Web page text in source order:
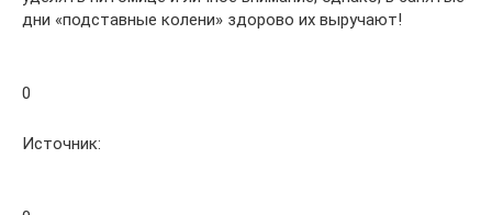
дни «подставные колени» здорово их выручают!
0
Источник: